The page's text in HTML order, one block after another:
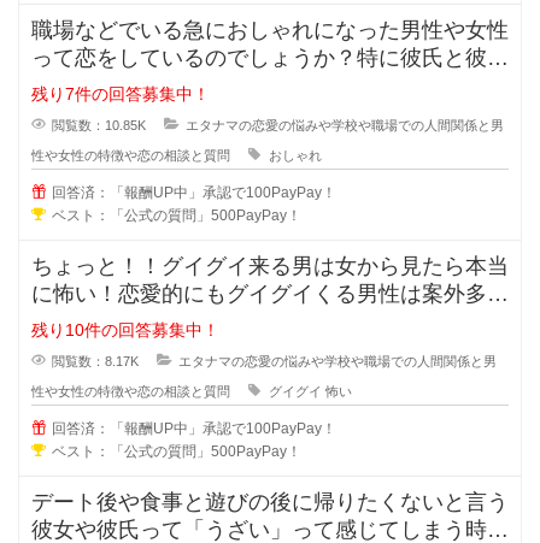
職場などでいる急におしゃれになった男性や女性
って恋をしているのでしょうか？特に彼氏と彼女
で付き合っている状態だと浮気など
残り7件の回答募集中！
閲覧数：10.85K エタナマの恋愛の悩みや学校や職場での人間関係と男
性や女性の特徴や恋の相談と質問 おしゃれ
回答済：「報酬UP中」承認で100PayPay！
ベスト：「公式の質問」500PayPay！
ちょっと！！グイグイ来る男は女から見たら本当
に怖い！恋愛的にもグイグイくる男性は案外多い
かもしれませんが、どの様な特徴が
残り10件の回答募集中！
閲覧数：8.17K エタナマの恋愛の悩みや学校や職場での人間関係と男
性や女性の特徴や恋の相談と質問 グイグイ 怖い
回答済：「報酬UP中」承認で100PayPay！
ベスト：「公式の質問」500PayPay！
デート後や食事と遊びの後に帰りたくないと言う
彼女や彼氏って「うざい」って感じてしまう時が